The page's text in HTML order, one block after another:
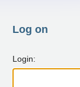
Log on
Login: